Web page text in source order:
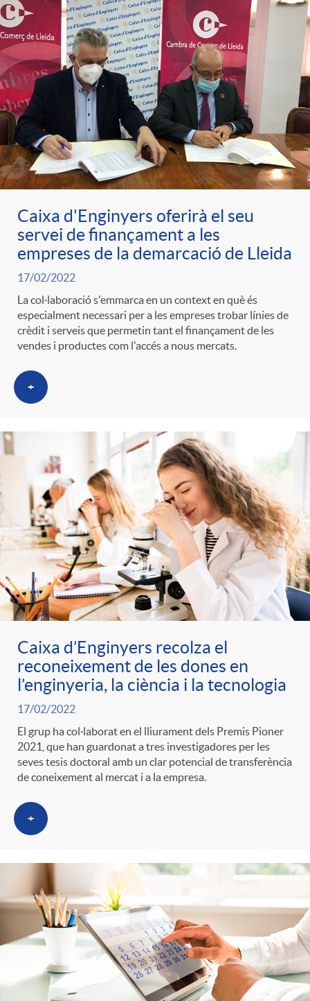
Caixa d'Enginyers oferirà el seu
servei de finançament a les
empreses de la demarcació de Lleida
17/02/2022
La col·laboració s'emmarca en un context en què és
especialment necessari per a les empreses trobar línies de
crèdit i serveis que permetin tant el finançament de les
vendes i productes com l'accés a nous mercats.
+
Caixa d’Enginyers recolza el
reconeixement de les dones en
l’enginyeria, la ciència i la tecnologia
17/02/2022
El grup ha col·laborat en el lliurament dels Premis Pioner
2021, que han guardonat a tres investigadores per les
seves tesis doctoral amb un clar potencial de transferència
de coneixement al mercat i a la empresa.
+